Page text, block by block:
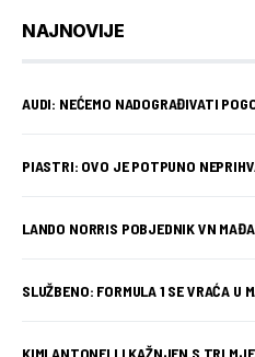
NAJNOVIJE
AUDI: NEĆEMO NADOGRAĐIVATI
PIASTRI: OVO JE POTPUNO
LANDO NORRIS POBJEDNIK VN
SLUŽBENO: FORMULA 1 SE VRAĆA U
KIMI ANTONELLI KAŽNJEN S TRI